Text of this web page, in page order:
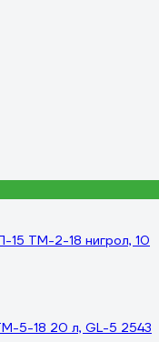
15 ТМ-2-18 нигрол, 10